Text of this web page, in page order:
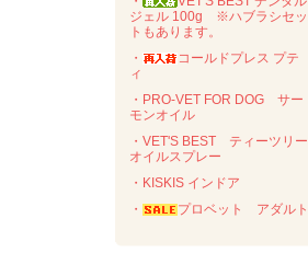
ジェル 100g ※ハブラシセッ
トもあります。
・
コールドプレス プテ
ィ
・PRO-VET FOR DOG サー
モンオイル
・VET'S BEST ティーツリー
オイルスプレー
・KISKIS インドア
・
プロベット アダルト